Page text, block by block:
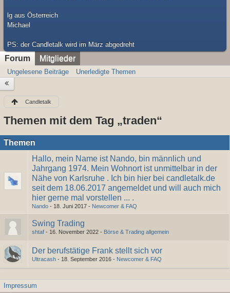
lg aus Österreich
Michael
​PS: der Candletalk wird im März abgedreht
Forum Mitglieder
Ungelesene Beiträge Unerledigte Themen
Candletalk
Themen mit dem Tag „traden“
Themen
Hallo, mein Name ist Nando, bin männlich und
Jahrgang 1974. Mein Wohnort ist unmittelbar in der
Nähe von Karlsruhe . Ich bin hier bei candletalk.de
seit dem 18.06.2017 angemeldet und will auch mich
hier gerne mal vorstellen ... .
Nando - 18. Juni 2017 - Newcomer & FAQ
Swing Trading
shtaf - 16. November 2022 - Börse & Trading allgemein
Der berufstätige Frank stellt sich vor
Ultracash - 18. September 2016 - Newcomer & FAQ
Impressum